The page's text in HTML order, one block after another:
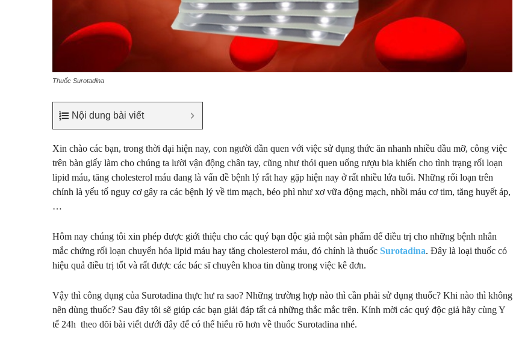
Thuốc Surotadina
Nội dung bài viết
Xin chào các bạn, trong thời đại hiện nay, con người dần quen với việc sử dụng thức ăn nhanh nhiều dầu mỡ, công việc
trên bàn giấy làm cho chúng ta lười vận động chân tay, cũng như thói quen uống rượu bia khiến cho tình trạng rối loạn
lipid máu, tăng cholesterol máu đang là vấn đề bệnh lý rất hay gặp hiện nay ở rất nhiều lứa tuổi. Những rối loạn trên
chính là yếu tố nguy cơ gây ra các bệnh lý về tim mạch, béo phì như xơ vữa động mạch, nhồi máu cơ tim, tăng huyết áp,
…
Hôm nay chúng tôi xin phép được giới thiệu cho các quý bạn độc giả một sản phẩm để điều trị cho những bệnh nhân
mắc chứng rối loạn chuyển hóa lipid máu hay tăng cholesterol máu, đó chính là thuốc Surotadina. Đây là loại thuốc có
hiệu quả điều trị tốt và rất được các bác sĩ chuyên khoa tin dùng trong việc kê đơn.
Vậy thì công dụng của Surotadina thực hư ra sao? Những trường hợp nào thì cần phải sử dụng thuốc? Khi nào thì không
nên dùng thuốc? Sau đây tôi sẽ giúp các bạn giải đáp tất cả những thắc mắc trên. Kính mời các quý độc giả hãy cùng Y
tế 24h theo dõi bài viết dưới đây để có thể hiểu rõ hơn về thuốc Surotadina nhé.